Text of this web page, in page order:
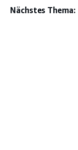
Nächstes Thema: